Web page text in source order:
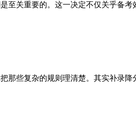
至关重要的。这一决定不仅关乎备
那些复杂的规则理清楚。其实补录